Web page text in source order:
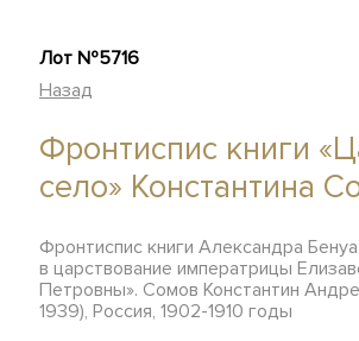
Лот №5716
Назад
Фронтиспис книги
село» Константина
Фронтиспис книги Александра
в царствование императрицы
Петровны». Сомов Константин
1939), Россия, 1902-1910 годы